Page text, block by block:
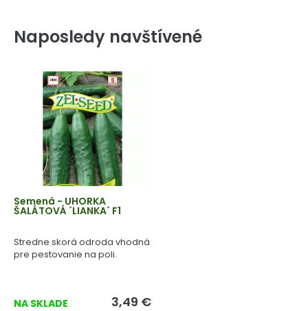
Naposledy navštívené
Semená - UHORKA
ŠALÁTOVÁ ´LIANKA´ F1
Stredne skorá odroda vhodná
pre pestovanie na poli.
NA SKLADE 3,49 €